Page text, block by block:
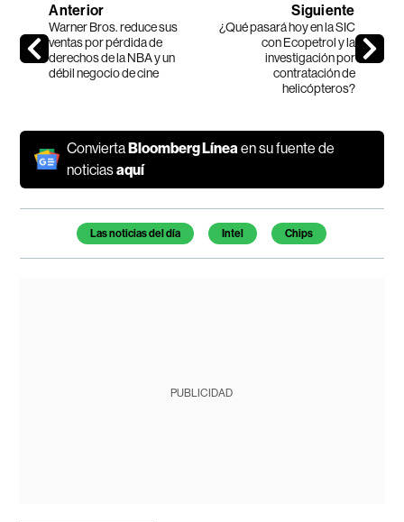
Anterior
Warner Bros. reduce sus
ventas por pérdida de
derechos de la NBA y un
débil negocio de cine
Siguiente
¿Qué pasará hoy en la SIC
con Ecopetrol y la
investigación por
contratación de
helicópteros?
ConviertaBloomberg Línea en su fuente de
noticiasaquí
Temas de este artículo
Las noticias del día Intel Chips
PUBLICIDAD